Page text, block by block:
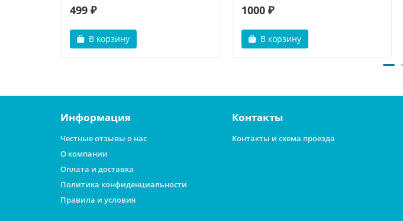
499 ₽
В корзину
1000 ₽
В корзину
Информация
Честные отзывы о нас
О компании
Оплата и доставка
Политика конфиденциальности
Правила и условия
Контакты
Контакты и схема проезда